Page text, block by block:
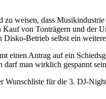
weisen, dass
von Tonträgern und der
Disko-Betrieb selbst ein
einen Antrag auf ein
darf man wirklich gespannt
Wunschliste für die 3. DJ-